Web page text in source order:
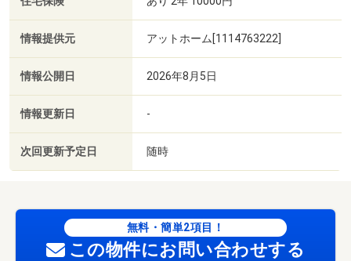
情報提供元 アットホーム[1114763222]
情報公開日 2026年8月5日
情報更新日 -
次回更新予定日 随時
無料・簡単2項目！
この物件にお問い合わせする